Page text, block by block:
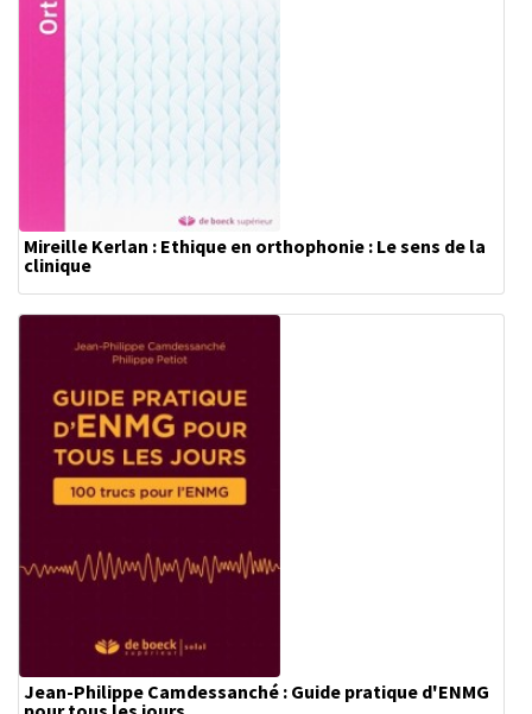
Mireille Kerlan : Ethique en orthophonie : Le sens de la
clinique
Jean-Philippe Camdessanché : Guide pratique d'ENMG